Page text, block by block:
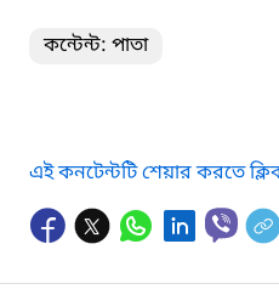
কন্টেন্ট: পাতা
এই কনটেন্টটি শেয়ার করতে